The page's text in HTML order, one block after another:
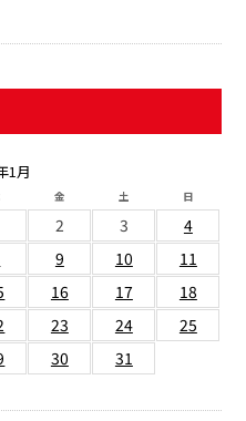
1月
金 土 日
2 3
4
9 10
11
16 17
18
23 24
25
30
31